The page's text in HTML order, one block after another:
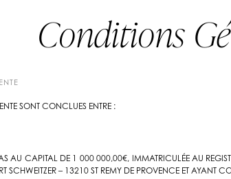
Conditions
SONT CONCLUES ENTRE :
AU CAPITAL DE 1 000 000,00€, IMMATRICULÉE AU
SCHWEITZER – 13210 ST REMY DE PROVENCE ET